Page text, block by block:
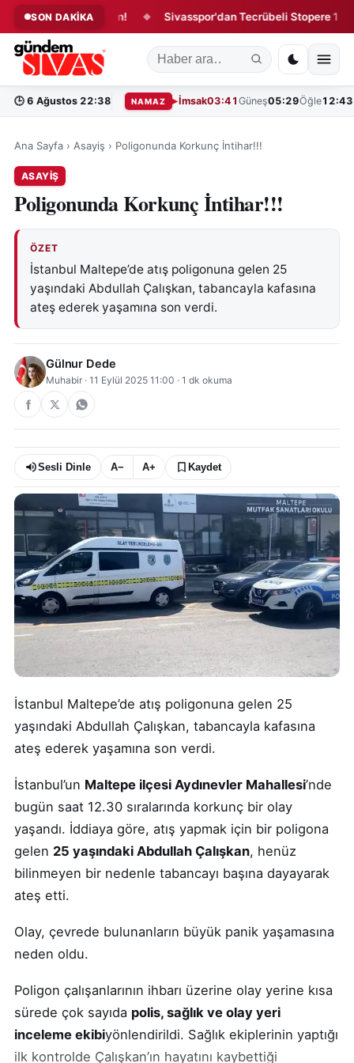
SON DAKİKA
4 İmza Birden! ◆ Sivasspor'dan Tecrübeli Stopere 1 Yıllık
🕒 6 Ağustos 22:38 NAMAZ İmsak03:41 Güneş05:29Öğle12:43
Ana Sayfa › Asayiş › Poligonunda Korkunç İntihar!!!
ASAYIŞ
Poligonunda Korkunç İntihar!!!
ÖZET
İstanbul Maltepe’de atış poligonuna gelen 25
yaşındaki Abdullah Çalışkan, tabancayla kafasına
ateş ederek yaşamına son verdi.
Gülnur Dede
Muhabir · 11 Eylül 2025 11:00 · 1 dk okuma
Sesli Dinle A− A+ Kaydet
İstanbul Maltepe’de atış poligonuna gelen 25
yaşındaki Abdullah Çalışkan, tabancayla kafasına
ateş ederek yaşamına son verdi.
İstanbul’un Maltepe ilçesi Aydınevler Mahallesi’nde
bugün saat 12.30 sıralarında korkunç bir olay
yaşandı. İddiaya göre, atış yapmak için bir poligona
gelen 25 yaşındaki Abdullah Çalışkan, henüz
bilinmeyen bir nedenle tabancayı başına dayayarak
ateş etti.
Olay, çevrede bulunanların büyük panik yaşamasına
neden oldu.
Poligon çalışanlarının ihbarı üzerine olay yerine kısa
sürede çok sayıda polis, sağlık ve olay yeri
inceleme ekibiyönlendirildi. Sağlık ekiplerinin yaptığı
ilk kontrolde Çalışkan’ın hayatını kaybettiği